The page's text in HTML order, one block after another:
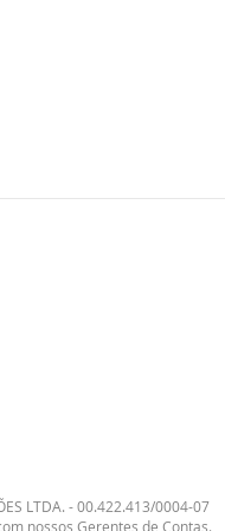
LTDA. - 00.422.413/0004-07
nossos Gerentes de Contas.